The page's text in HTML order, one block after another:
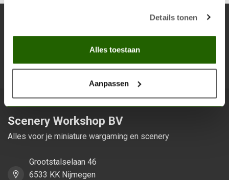
Details tonen
Alles toestaan
Aanpassen
Blijf op de hoogte over onze laatste acties
Scenery Workshop BV
Alles voor je miniature wargaming en scenery
Grootstalselaan 46
6533 KK Nijmegen